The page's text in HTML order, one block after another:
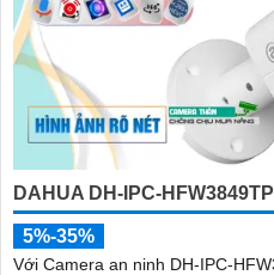
DAHUA DH-IPC-
5%-35%
Với Camera an ninh DH-IPC-